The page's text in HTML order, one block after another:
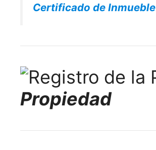
Certificado de Inmueble
Propiedad